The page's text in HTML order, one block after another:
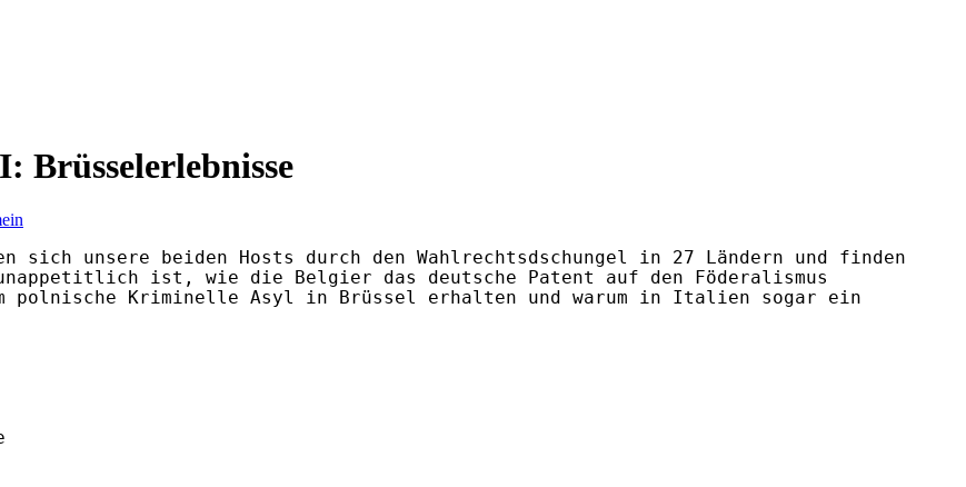
Brüsselerlebnisse
sich unsere beiden Hosts durch den Wahlrechtsdschungel in 27 Ländern und finden
unappetitlich ist, wie die Belgier das deutsche Patent auf den Föderalismus
Kriminelle Asyl in Brüssel erhalten und warum in Italien sogar ein